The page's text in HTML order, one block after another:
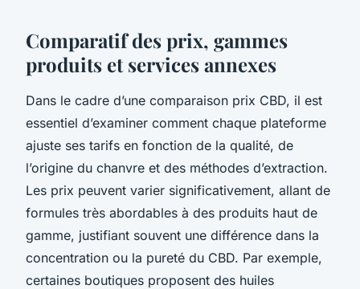
Comparatif des prix, gammes
produits et services annexes
Dans le cadre d’une comparaison prix CBD, il est
essentiel d’examiner comment chaque plateforme
ajuste ses tarifs en fonction de la qualité, de
l’origine du chanvre et des méthodes d’extraction.
Les prix peuvent varier significativement, allant de
formules très abordables à des produits haut de
gamme, justifiant souvent une différence dans la
concentration ou la pureté du CBD. Par exemple,
certaines boutiques proposent des huiles